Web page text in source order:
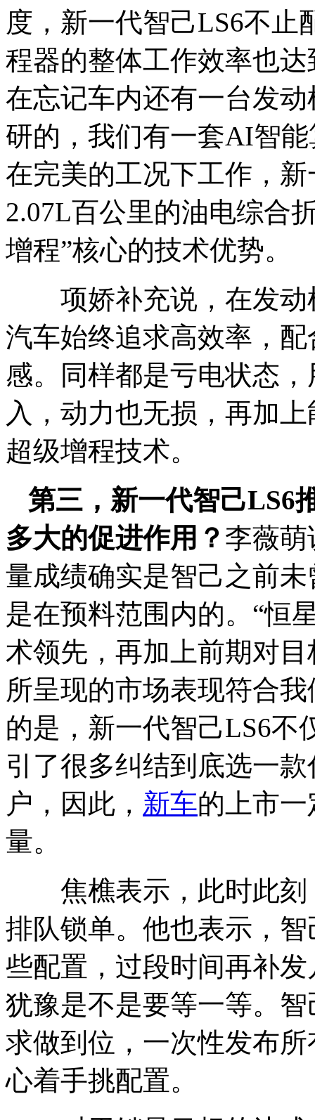
度，新一代智己LS6不止
程器的整体工作效率也
在忘记车内还有一台发
研的，我们有一套AI智
在完美的工况下工作，
2.07L百公里的油电综合
增程”核心的技术优势。
项娇补充说，在发动
汽车始终追求高效率，
感。同样都是亏电状态
入，动力也无损，再加
超级增程技术。
第三，新一代智己LS6
多大的促进作用？ 李薇萌
量成绩确实是智己之前
是在预料范围内的。“恒
术领先，再加上前期对
所呈现的市场表现符合
的是，新一代智己LS6不
引了很多纠结到底选一
户，因此， 新车的上市
量。
焦樵表示，此时此
排队锁单。他也表示，
些配置，过段时间再补
犹豫是不是要等一等。
求做到位，一次性发布
心着手挑配置。